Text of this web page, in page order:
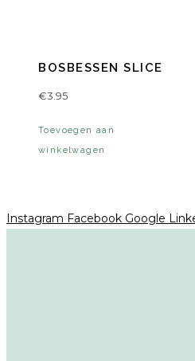
BOSBESSEN SLICE
€3.95
Toevoegen aan
winkelwagen
Instagram Facebook Google